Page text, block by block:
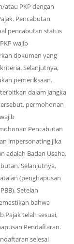
atau PKP dengan
Pencabutan
pencabutan status
wajib
dokumen yang
Selanjutnya,
pemeriksaan.
dalam jangka
permohonan
Pencabutan
impersonating jika
adalah Badan Usaha.
Selanjutnya,
(penghapusan
Setelah
bahwa
Pajak telah sesuai,
Pendaftaran.
selesai